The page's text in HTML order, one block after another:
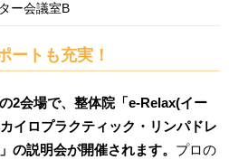
ー会議室B
ートも充実！
2会場で、整体院「e-Relax(イー
イロプラクティック・リンパドレ
の説明会が開催されます。 プロの